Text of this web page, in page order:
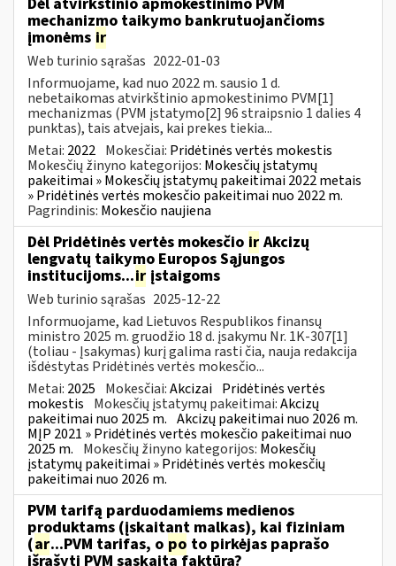
mechanizmo taikymo bankrutuojančioms
įmonėms ir
Web turinio sąrašas 2022-01-03
Informuojame, kad nuo 2022 m. sausio 1 d.
nebetaikomas atvirkštinio apmokestinimo PVM[1]
mechanizmas (PVM įstatymo[2] 96 straipsnio 1 dalies 4
punktas), tais atvejais, kai prekes tiekia...
Metai: 2022 Mokesčiai: Pridėtinės vertės mokestis
Mokesčių žinyno kategorijos: Mokesčių įstatymų
pakeitimai » Mokesčių įstatymų pakeitimai 2022 metais
» Pridėtinės vertės mokesčio pakeitimai nuo 2022 m.
Pagrindinis: Mokesčio naujiena
Dėl Pridėtinės vertės mokesčio ir Akcizų
lengvatų taikymo Europos Sąjungos
institucijoms...ir įstaigoms
Web turinio sąrašas 2025-12-22
Informuojame, kad Lietuvos Respublikos finansų
ministro 2025 m. gruodžio 18 d. įsakymu Nr. 1K-307[1]
(toliau - Įsakymas) kurį galima rasti čia, nauja redakcija
išdėstytas Pridėtinės vertės mokesčio...
Metai: 2025 Mokesčiai:Akcizai Pridėtinės vertės
mokestis Mokesčių įstatymų pakeitimai:Akcizų
pakeitimai nuo 2025 m. Akcizų pakeitimai nuo 2026 m.
MĮP 2021 » Pridėtinės vertės mokesčio pakeitimai nuo
2025 m. Mokesčių žinyno kategorijos: Mokesčių
įstatymų pakeitimai » Pridėtinės vertės mokesčių
pakeitimai nuo 2026 m.
PVM tarifą parduodamiems medienos
produktams (įskaitant malkas), kai fiziniam
(ar...PVM tarifas, o po to pirkėjas paprašo
išrašyti PVM sąskaitą faktūrą?